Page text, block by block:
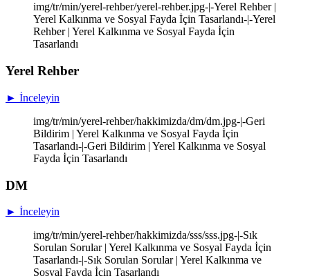
img/tr/min/yerel-rehber/yerel-rehber.jpg-|-Yerel Rehber |
Yerel Kalkınma ve Sosyal Fayda İçin Tasarlandı-|-Yerel
Rehber | Yerel Kalkınma ve Sosyal Fayda İçin
Tasarlandı
Yerel Rehber
► İnceleyin
img/tr/min/yerel-rehber/hakkimizda/dm/dm.jpg-|-Geri
Bildirim | Yerel Kalkınma ve Sosyal Fayda İçin
Tasarlandı-|-Geri Bildirim | Yerel Kalkınma ve Sosyal
Fayda İçin Tasarlandı
DM
► İnceleyin
img/tr/min/yerel-rehber/hakkimizda/sss/sss.jpg-|-Sık
Sorulan Sorular | Yerel Kalkınma ve Sosyal Fayda İçin
Tasarlandı-|-Sık Sorulan Sorular | Yerel Kalkınma ve
Sosyal Fayda İçin Tasarlandı